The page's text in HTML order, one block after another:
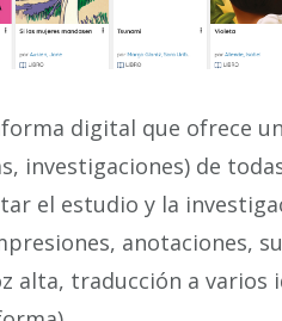
digital que ofrece
investigaciones) de
el estudio y la
anotaciones,
alta, traducción a